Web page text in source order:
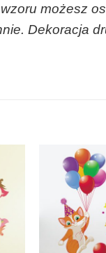
możesz
Dekoracja